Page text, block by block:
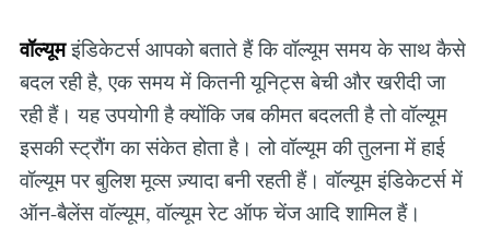
वॉल्यूमइंडिकेटर्स आपको बताते हैं कि वॉल्यूम समय के साथ कैसे
बदल रही है, एक समय में कितनी यूनिट्स बेची और खरीदी जा
रही हैं। यह उपयोगी है क्योंकि जब कीमत बदलती है तो वॉल्यूम
इसकी स्ट्रौंग का संकेत होता है। लो वॉल्यूम की तुलना में हाई
वॉल्यूम पर बुलिश मूव्स ज़्यादा बनी रहती हैं। वॉल्यूम इंडिकेटर्स में
ऑन-बैलेंस वॉल्यूम, वॉल्यूम रेट ऑफ चेंज आदि शामिल हैं।